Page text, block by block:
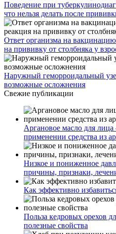
Поведение при
что нельзя делать после
Ответ организма на
на прививку от столбняка у
Наружный геморроидальный
возможные осложнения
Свежие публикации
Аргановое масло для
применении средства из
Низкое и пониженное
причины, признаки,
Как эффективно
Польза кедровых орехов
полезные свойства